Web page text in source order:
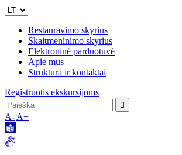
Restauravimo skyrius
Skaitmeninimo skyrius
Elektroninė parduotuvė
Apie mus
Struktūra ir kontaktai
Registruotis ekskursijoms
A- A+